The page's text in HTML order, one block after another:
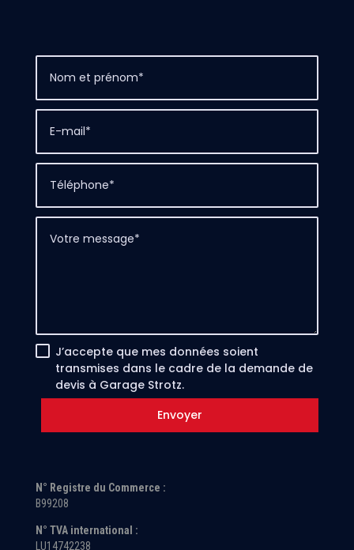
J’accepte que mes données soient
transmises dans le cadre de la demande de
devis à Garage Strotz.
Envoyer
N° Registre du Commerce :
B99208
N° TVA international :
LU14742238